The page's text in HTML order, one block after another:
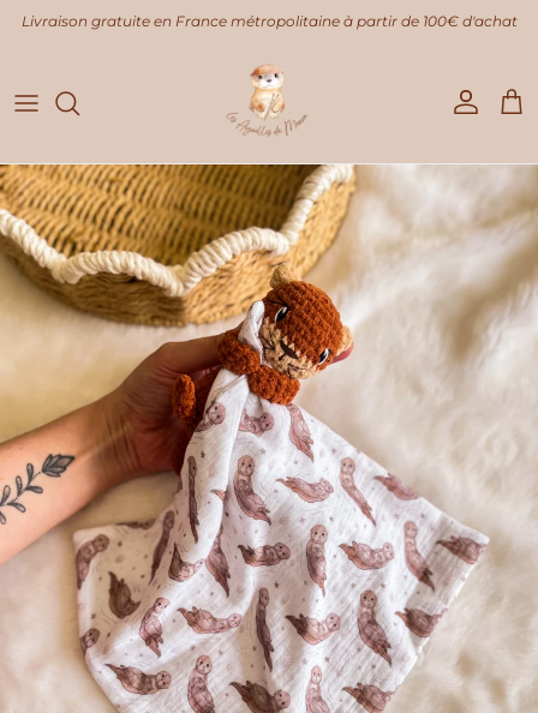
Aller au contenu
Livraison gratuite en France métropolitaine à partir de 100€ d'achat
Compte
Passer aux informations produits